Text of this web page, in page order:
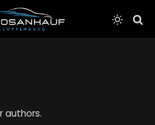
authors.